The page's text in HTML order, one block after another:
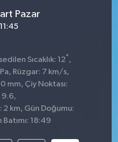
Pazar
11:45
Sıcaklık: 12° ,
Rüzgar: 7 km/s,
mm, Çiy Noktası:
9.6,
2 km, Gün Doğumu:
18:49